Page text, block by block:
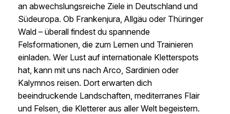
an abwechslungsreiche Ziele in Deutschland und
Südeuropa. Ob Frankenjura, Allgäu oder Thüringer
Wald – überall findest du spannende
Felsformationen, die zum Lernen und Trainieren
einladen. Wer Lust auf internationale Kletterspots
hat, kann mit uns nach Arco, Sardinien oder
Kalymnos reisen. Dort erwarten dich
beeindruckende Landschaften, mediterranes Flair
und Felsen, die Kletterer aus aller Welt begeistern.